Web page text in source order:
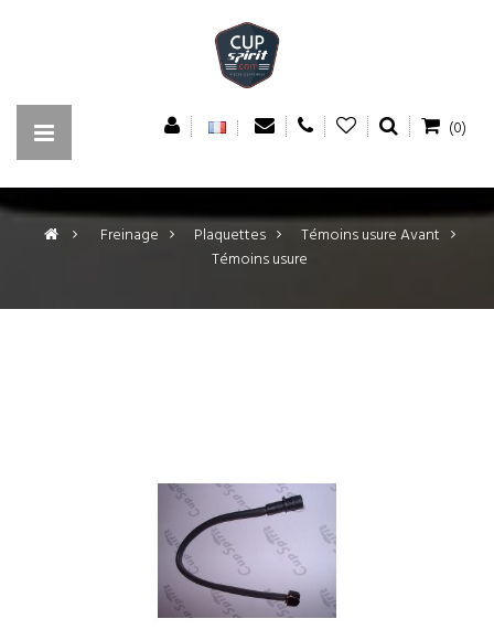
(0)
> Freinage > Plaquettes >
Témoins usure Avant
Témoins usure